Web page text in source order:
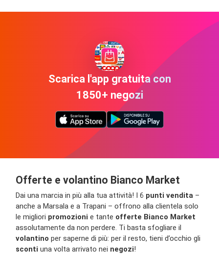
Scarica l'app gratuita con
1850+ negozi
Offerte e volantino Bianco Market
Dai una marcia in più alla tua attività! I 6 punti vendita –
anche a Marsala e a Trapani – offrono alla clientela solo
le migliori promozioni e tante offerte Bianco Market
assolutamente da non perdere. Ti basta sfogliare il
volantino per saperne di più: per il resto, tieni d’occhio gli
sconti una volta arrivato nei negozi!